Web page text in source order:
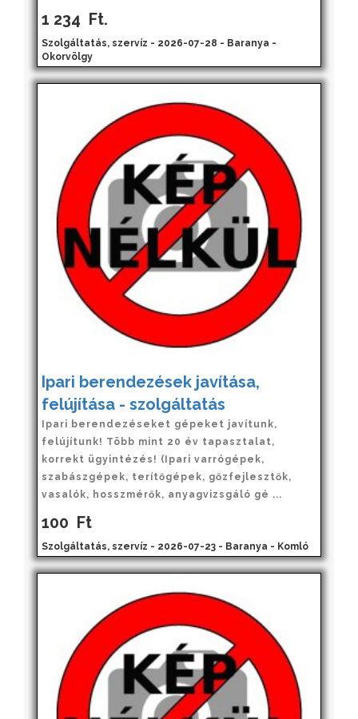
1 234 Ft.
Szolgáltatás, szervíz - 2026-07-28 - Baranya -
Okorvölgy
Ipari berendezések javítása,
felújítása - szolgáltatás
Ipari berendezéseket gépeket javítunk,
felújítunk! Több mint 20 év tapasztalat,
korrekt ügyintézés! (Ipari varrógépek,
szabászgépek, terítőgépek, gőzfejlesztők,
vasalók, hosszmérők, anyagvizsgáló gé ...
100 Ft
Szolgáltatás, szervíz - 2026-07-23 - Baranya - Komló